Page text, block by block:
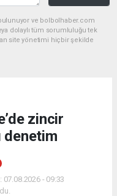
ve bolbolhaber.com
dolaylı tüm sorumluluğu tek
site yönetimi hiçbir şekilde
zincir
denetim
07.08.2026 - 09:33